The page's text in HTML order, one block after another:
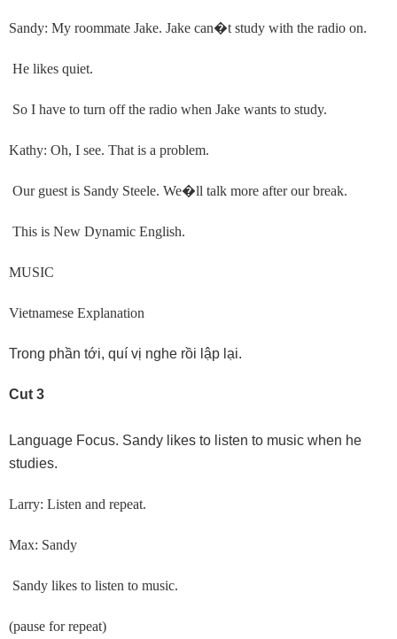
Sandy: My roommate Jake. Jake can�t study with the radio on.
He likes quiet.
So I have to turn off the radio when Jake wants to study.
Kathy: Oh, I see. That is a problem.
Our guest is Sandy Steele. We�ll talk more after our break.
This is New Dynamic English.
MUSIC
Vietnamese Explanation
Trong phần tới, quí vị nghe rồi lập lại.
Cut 3
Language Focus. Sandy likes to listen to music when he
studies.
Larry: Listen and repeat.
Max: Sandy
Sandy likes to listen to music.
(pause for repeat)